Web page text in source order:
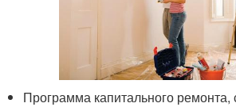
Программа капитального ремонта,